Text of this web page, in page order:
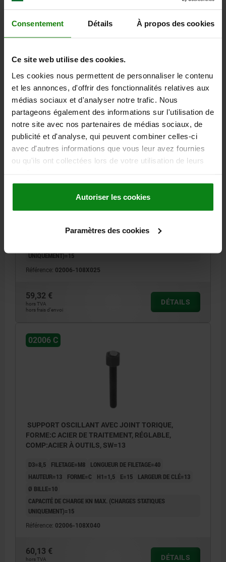
Consentement Détails À propos des cookies
Ce site web utilise des cookies.
Les cookies nous permettent de personnaliser le contenu
et les annonces, d'offrir des fonctionnalités relatives aux
médias sociaux et d'analyser notre trafic. Nous
partageons également des informations sur l'utilisation de
notre site avec nos partenaires de médias sociaux, de
publicité et d'analyse, qui peuvent combiner celles-ci
avec d'autres informations que vous leur avez fournies
ou qu'ils ont collectées lors de votre utilisation de leurs
Autoriser les cookies
Paramètres des cookies
58,72 €
02006 C
D3=8,5 FILETAGE=M8 LONGUEUR DE FILETAGE=25
UNIQUEMENT)=15
Référence: 02006-108X025
59,32 €
hors TVA
hors frais d’envoi
DÉTAILS
02006 C
SUPPORT OSCILLANT AVEC JOINT TORIQUE,
FORME:C ACIER DE TRAITEMENT, RÉGLABLE,
COMP:ACIER À OUTILS, SW=13
D3=8,5 FILETAGE=M8
LONGUEUR DE FILETAGE=40
HAUTEUR=13
FORME=C H1=1,5 E=15
LARGEUR DE CLÉ=13
Ø BILLE=10
CAPACITÉ DE CHARGE KN MAX. (CHARGES STATIQUES
UNIQUEMENT)=15
Référence: 02006-108X040
60,13 €
hors TVA
DÉTAILS